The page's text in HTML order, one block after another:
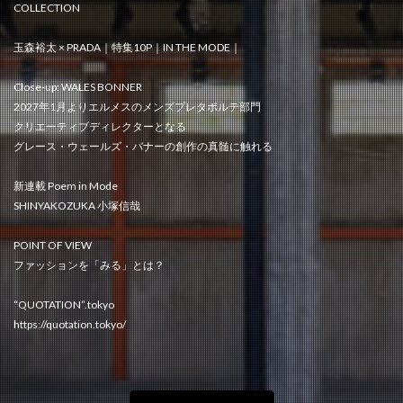
COLLECTION
玉森裕太 × PRADA｜特集10P｜IN THE MODE｜
Close-up: WALES BONNER
2027年1月よりエルメスのメンズプレタポルテ部門
クリエーティブディレクターとなる
グレース・ウェールズ・バナーの創作の真髄に触れる
新連載 Poem in Mode
SHINYAKOZUKA 小塚信哉
POINT OF VIEW
ファッションを「みる」とは？
“QUOTATION”.tokyo
https://quotation.tokyo/